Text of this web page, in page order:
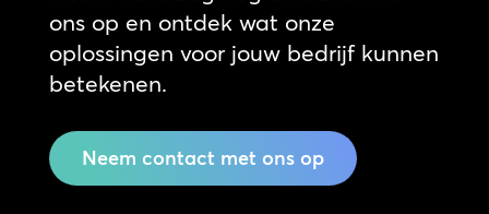
ons op en ontdek wat onze
oplossingen voor jouw bedrijf kunnen
betekenen.
Neem contact met ons op